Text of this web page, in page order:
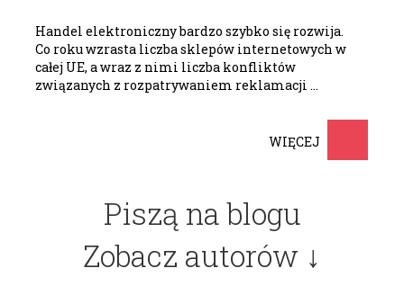
Handel elektroniczny bardzo szybko się rozwija.
Co roku wzrasta liczba sklepów internetowych w
całej UE, a wraz z nimi liczba konfliktów
związanych z rozpatrywaniem reklamacji …
WIĘCEJ
Piszą na blogu
Zobacz autorów ↓